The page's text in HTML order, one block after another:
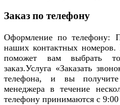
Заказ по телефону
Оформление по телефону:
наших контактных
поможет вам выбрать
заказ.Услуга «Заказать
телефона, и вы
менеджера в течение
телефону принимаются с